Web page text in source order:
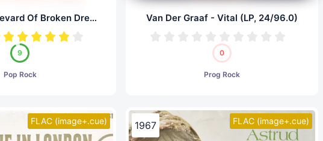
Smokie - Boulevard Of Broken Dreams (LP, 24/96.0)
9
Pop Rock
Van Der Graaf - Vital (LP, 24/96.0)
0
Prog Rock
FLAC (image+.cue) FLAC (image+.cue)
1967